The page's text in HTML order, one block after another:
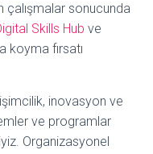
çalışmalar sonucunda
Skills Hub ve
koyma fırsatı
inovasyon ve
ve programlar
Organizasyonel